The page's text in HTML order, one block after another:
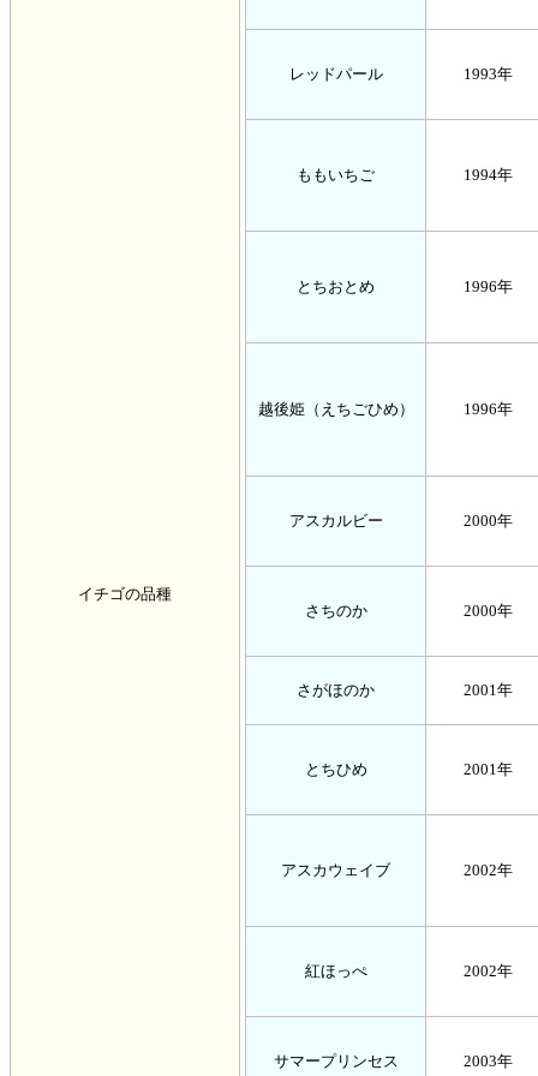
イチゴの品種
レッドパール 1993年
ももいちご 1994年
とちおとめ 1996年
越後姫（えちごひめ） 1996年
アスカルビー 2000年
さちのか 2000年
さがほのか 2001年
とちひめ 2001年
アスカウェイブ 2002年
紅ほっぺ 2002年
サマープリンセス 2003年